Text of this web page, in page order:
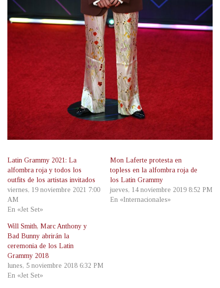
Latin Grammy 2021: La
alfombra roja y todos los
outfits de los artistas invitados
viernes, 19 noviembre 2021 7:00
AM
En «Jet Set»
Mon Laferte protesta en
topless en la alfombra roja de
los Latin Grammy
jueves, 14 noviembre 2019 8:52 PM
En «Internacionales»
Will Smith, Marc Anthony y
Bad Bunny abrirán la
ceremonia de los Latin
Grammy 2018
lunes, 5 noviembre 2018 6:32 PM
En «Jet Set»